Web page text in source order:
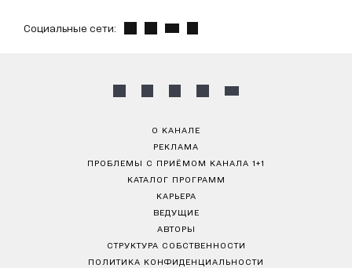
Социальные сети:
О КАНАЛЕ
РЕКЛАМА
ПРОБЛЕМЫ С ПРИЁМОМ КАНАЛА 1+1
КАТАЛОГ ПРОГРАММ
КАРЬЕРА
ВЕДУЩИЕ
АВТОРЫ
СТРУКТУРА СОБСТВЕННОСТИ
ПОЛИТИКА КОНФИДЕНЦИАЛЬНОСТИ